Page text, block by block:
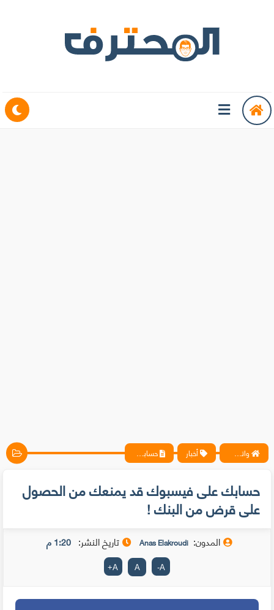
واتس آب ، فيسبوك ، أنترنت ، شروحات تقنية حصرية - المحترف أخبار حسابك على فيسبوك قد يمنعك من الحصول على قرض من البنك !
حسابك على فيسبوك قد يمنعك من الحصول
على قرض من البنك !
المدون: Anas Elakroudi تاريخ النشر: 1:20 م
A
-
A
A
+